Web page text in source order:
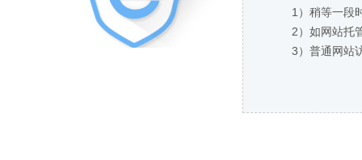
1）稍等一段
2）如网站托
3）普通网站